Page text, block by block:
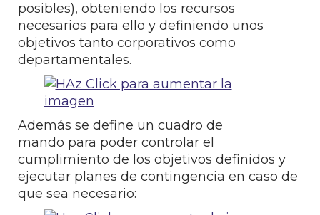
posibles), obteniendo los recursos
necesarios para ello y definiendo unos
objetivos tanto corporativos como
departamentales.
Además se define un cuadro de
mando para poder controlar el
cumplimiento de los objetivos definidos y
ejecutar planes de contingencia en caso de
que sea necesario: